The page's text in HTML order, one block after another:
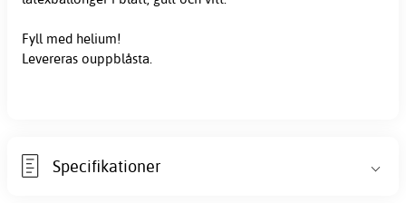
Fyll med helium!
Levereras ouppblåsta.
Specifikationer